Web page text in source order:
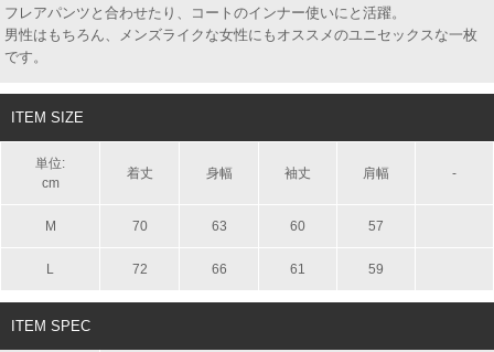
フレアパンツと合わせたり、コートのインナー使いにと活躍。
男性はもちろん、メンズライクな女性にもオススメのユニセックスな一枚
です。
ITEM SIZE
単位:
cm
着丈 身幅 袖丈 肩幅 -
M 70 63 60 57
L 72 66 61 59
ITEM SPEC